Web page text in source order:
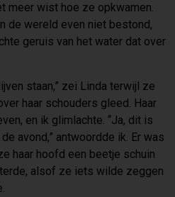
meer wist hoe ze opkwamen.
de wereld even niet bestond,
geruis van het water dat over
staan,” zei Linda terwijl ze
haar schouders gleed. Haar
en ik glimlachte. “Ja, dit is
avond,” antwoordde ik. Er was
haar hoofd een beetje schuin
alsof ze iets wilde zeggen